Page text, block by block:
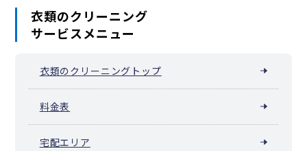
衣類のクリーニング
サービスメニュー
衣類のクリーニングトップ
料金表
宅配エリア